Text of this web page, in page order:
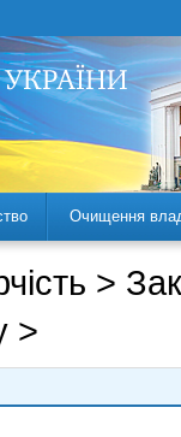
Очищення
>
>